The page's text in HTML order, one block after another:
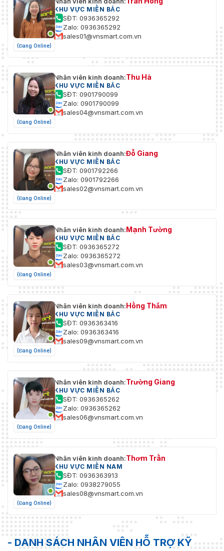
(Đang Online)
KHU VỰC MIỀN BẮC
SĐT: 0936365292
Zalo: 0936365292
sales01@vnsmart.com.vn
(Đang Online)
Nhân viên kinh doanh:Thu Hà
KHU VỰC MIỀN BẮC
SĐT: 0901790099
Zalo: 0901790099
sales04@vnsmart.com.vn
(Đang Online)
Nhân viên kinh doanh:Đỗ Giang
KHU VỰC MIỀN BẮC
SĐT: 0901792266
Zalo: 0901792266
sales02@vnsmart.com.vn
(Đang Online)
Nhân viên kinh doanh:Mạnh Tường
KHU VỰC MIỀN BẮC
SĐT: 0936365272
Zalo: 0936365272
sales03@vnsmart.com.vn
(Đang Online)
Nhân viên kinh doanh:Hồng Thắm
KHU VỰC MIỀN BẮC
SĐT: 0936363416
Zalo: 0936363416
sales09@vnsmart.com.vn
(Đang Online)
Nhân viên kinh doanh:Trường Giang
KHU VỰC MIỀN BẮC
SĐT: 0936365262
Zalo: 0936365262
sales06@vnsmart.com.vn
(Đang Online)
Nhân viên kinh doanh:Thơm Trần
KHU VỰC MIỀN NAM
SĐT: 0936363913
Zalo: 0938279055
sales08@vnsmart.com.vn
- DANH SÁCH NHÂN VIÊN HỖ TRỢ KỸ